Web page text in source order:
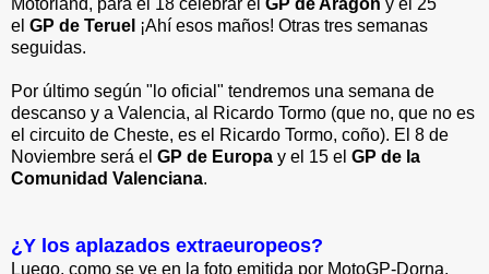
el GP de Teruel ¡Ahí esos maños! Otras tres semanas
seguidas.
Por último según "lo oficial" tendremos una semana de
descanso y a Valencia, al Ricardo Tormo (que no, que no es
el circuito de Cheste, es el Ricardo Tormo, coño). El 8 de
Noviembre será el GP de Europa y el 15 el GP de la
Comunidad Valenciana.
¿Y los aplazados extraeuropeos?
Luego, como se ve en la foto emitida por MotoGP-Dorna,